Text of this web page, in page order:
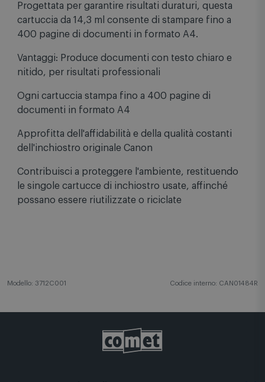
Progettata per garantire risultati duraturi, questa
cartuccia da 14,3 ml consente di stampare fino a
400 pagine di documenti in formato A4.
Vantaggi: Produce documenti con testo chiaro e
nitido, per risultati professionali
Ogni cartuccia stampa fino a 400 pagine di
documenti in formato A4
Approfitta dell'affidabilità e della qualità costanti
dell'inchiostro originale Canon
Contribuisci a proteggere l'ambiente, restituendo
le singole cartucce di inchiostro usate, affinché
possano essere riutilizzate o riciclate
Modello: 3712C001 Codice interno: CAN01484R